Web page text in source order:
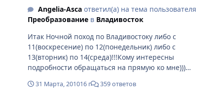
Angelia-Ascaответил(а) на тема пользователя
Преобразование в Владивосток
Итак Ночной поход по Владивостоку либо с
11(воскресение) по 12(понедельник) либо с
13(вторник) по 14(среда)!!!Кому интересны
подробности обращаться на прямую ко мне)))
безопасный. Есть ещё более достойные идеи -
31 Марта, 201016 г 359 ответов